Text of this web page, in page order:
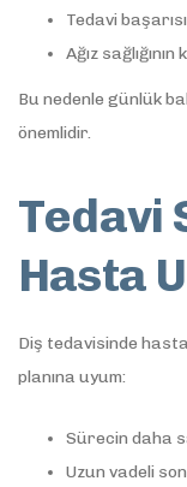
Tedavi
Ağız
Bu nedenle günlük
önemlidir.
Tedavi
Hasta
Diş tedavisinde
planına uyum:
Sürecin daha
Uzun vadeli